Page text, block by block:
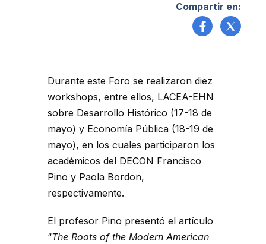
Compartir en:
Durante este Foro se realizaron diez
workshops, entre ellos, LACEA-EHN
sobre Desarrollo Histórico (17-18 de
mayo) y Economía Pública (18-19 de
mayo), en los cuales participaron los
académicos del DECON Francisco
Pino y Paola Bordon,
respectivamente.
El profesor Pino presentó el artículo
“The Roots of the Modern American